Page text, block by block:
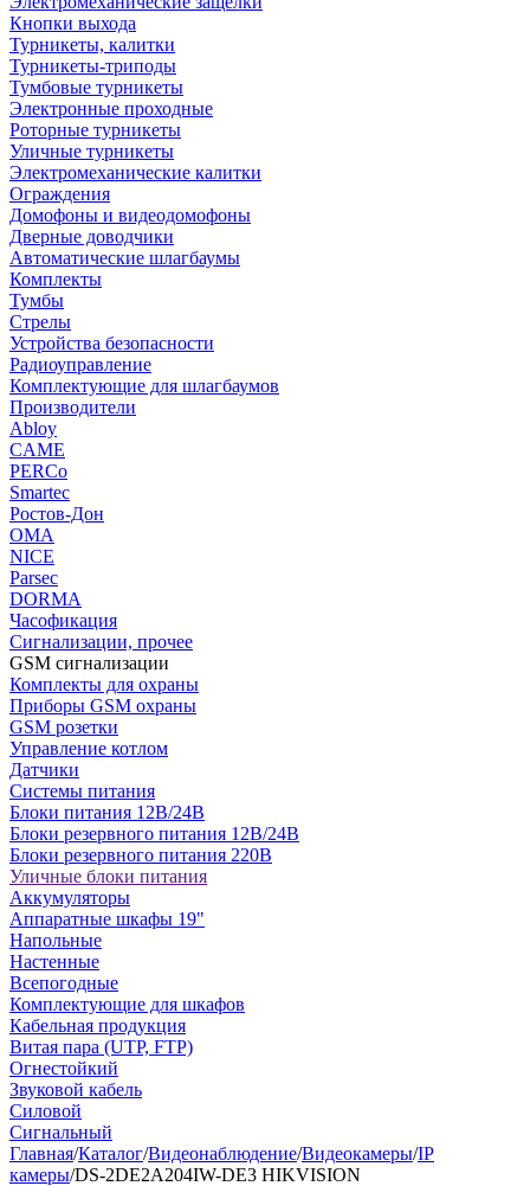
Кнопки выхода
Турникеты, калитки
Турникеты-триподы
Тумбовые турникеты
Электронные проходные
Роторные турникеты
Уличные турникеты
Электромеханические калитки
Ограждения
Домофоны и видеодомофоны
Дверные доводчики
Автоматические шлагбаумы
Комплекты
Тумбы
Стрелы
Устройства безопасности
Радиоуправление
Комплектующие для шлагбаумов
Производители
Abloy
CAME
PERCo
Smartec
Ростов-Дон
ОМА
NICE
Parsec
DORMA
Часофикация
Сигнализации, прочее
GSM сигнализации
Комплекты для охраны
Приборы GSM охраны
GSM розетки
Управление котлом
Датчики
Системы питания
Блоки питания 12В/24В
Блоки резервного питания 12В/24В
Блоки резервного питания 220В
Уличные блоки питания
Аккумуляторы
Аппаратные шкафы 19"
Напольные
Настенные
Всепогодные
Комплектующие для шкафов
Кабельная продукция
Витая пара (UTP, FTP)
Огнестойкий
Звуковой кабель
Силовой
Сигнальный
Главная/Каталог/Видеонаблюдение/Видеокамеры/IP
камеры/DS-2DE2A204IW-DE3 HIKVISION